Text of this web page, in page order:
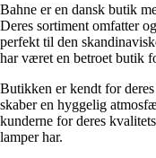
Bahne er en dansk butik
Deres sortiment omfatter
perfekt til den
har været en betroet butik
Butikken er kendt for
skaber en hyggelig
kunderne for deres
lamper har.